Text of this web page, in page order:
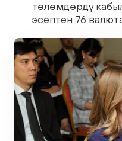
төлөмдөрдү
эсептен 76